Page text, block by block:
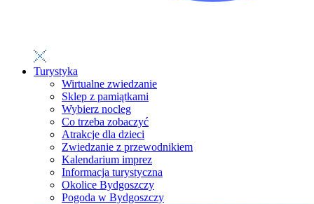
Turystyka
Wirtualne zwiedzanie
Sklep z pamiątkami
Wybierz nocleg
Co trzeba zobaczyć
Atrakcje dla dzieci
Zwiedzanie z przewodnikiem
Kalendarium imprez
Informacja turystyczna
Okolice Bydgoszczy
Pogoda w Bydgoszczy